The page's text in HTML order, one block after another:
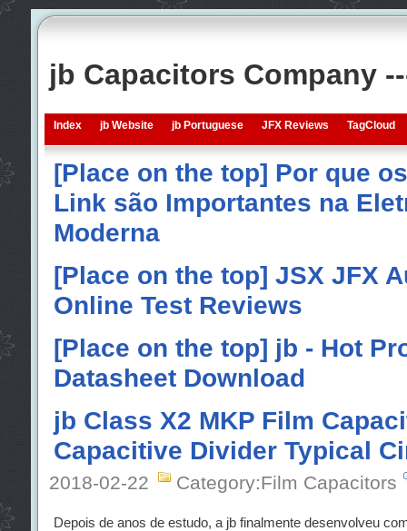
jb Capacitors Company
Index jb Website jb Portuguese JFX Reviews TagCloud
[Place on the top] Por que
Link são Importantes na
Moderna
[Place on the top] JSX JFX
Online Test Reviews
[Place on the top] jb - Hot
Datasheet Download
jb Class X2 MKP Film
Capacitive Divider Typical
2018-02-22 Category:Film Capacitors
Depois de anos de estudo, a jb finalmente desenvolveu